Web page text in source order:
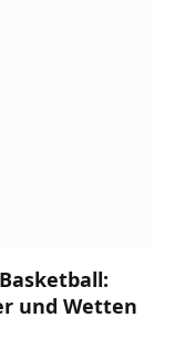
und Wetten